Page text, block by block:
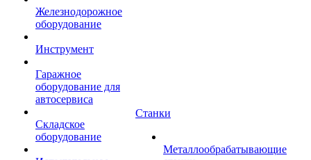
Железнодорожное
оборудование
Инструмент
Гаражное
оборудование для
автосервиса
Складское
оборудование
Станки
Металлообрабатывающие